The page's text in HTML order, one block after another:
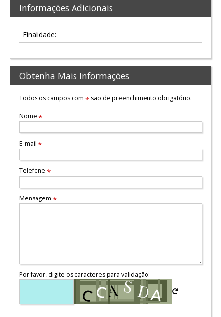
Informações Adicionais
Finalidade:
Obtenha Mais Informações
Todos os campos com *são de preenchimento obrigatório.
Nome *
E-mail *
Telefone *
Mensagem *
Por favor, digite os caracteres para validação: